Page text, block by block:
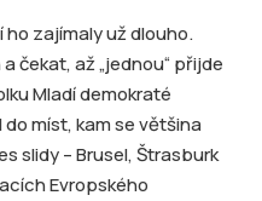
zajímaly už dlouho.
čekat, až „jednou“ přijde
Mladí demokraté
míst, kam se většina
slidy – Brusel, Štrasburk
Evropského